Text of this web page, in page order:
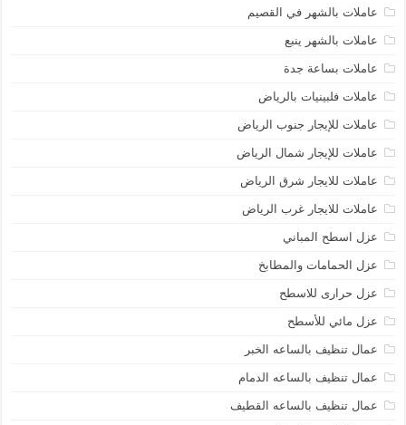
عاملات بالشهر في القصيم
عاملات بالشهر ينبع
عاملات بساعة جدة
عاملات فلبينيات بالرياض
عاملات للإيجار جنوب الرياض
عاملات للإيجار شمال الرياض
عاملات للايجار شرق الرياض
عاملات للايجار غرب الرياض
عزل اسطح المباني
عزل الحمامات والمطابخ
عزل حرارى للاسطح
عزل مائي للأسطح
عمال تنظيف بالساعه الخبر
عمال تنظيف بالساعه الدمام
عمال تنظيف بالساعه القطيف